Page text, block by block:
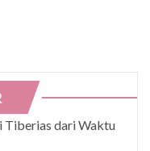
Tiberias dari Waktu